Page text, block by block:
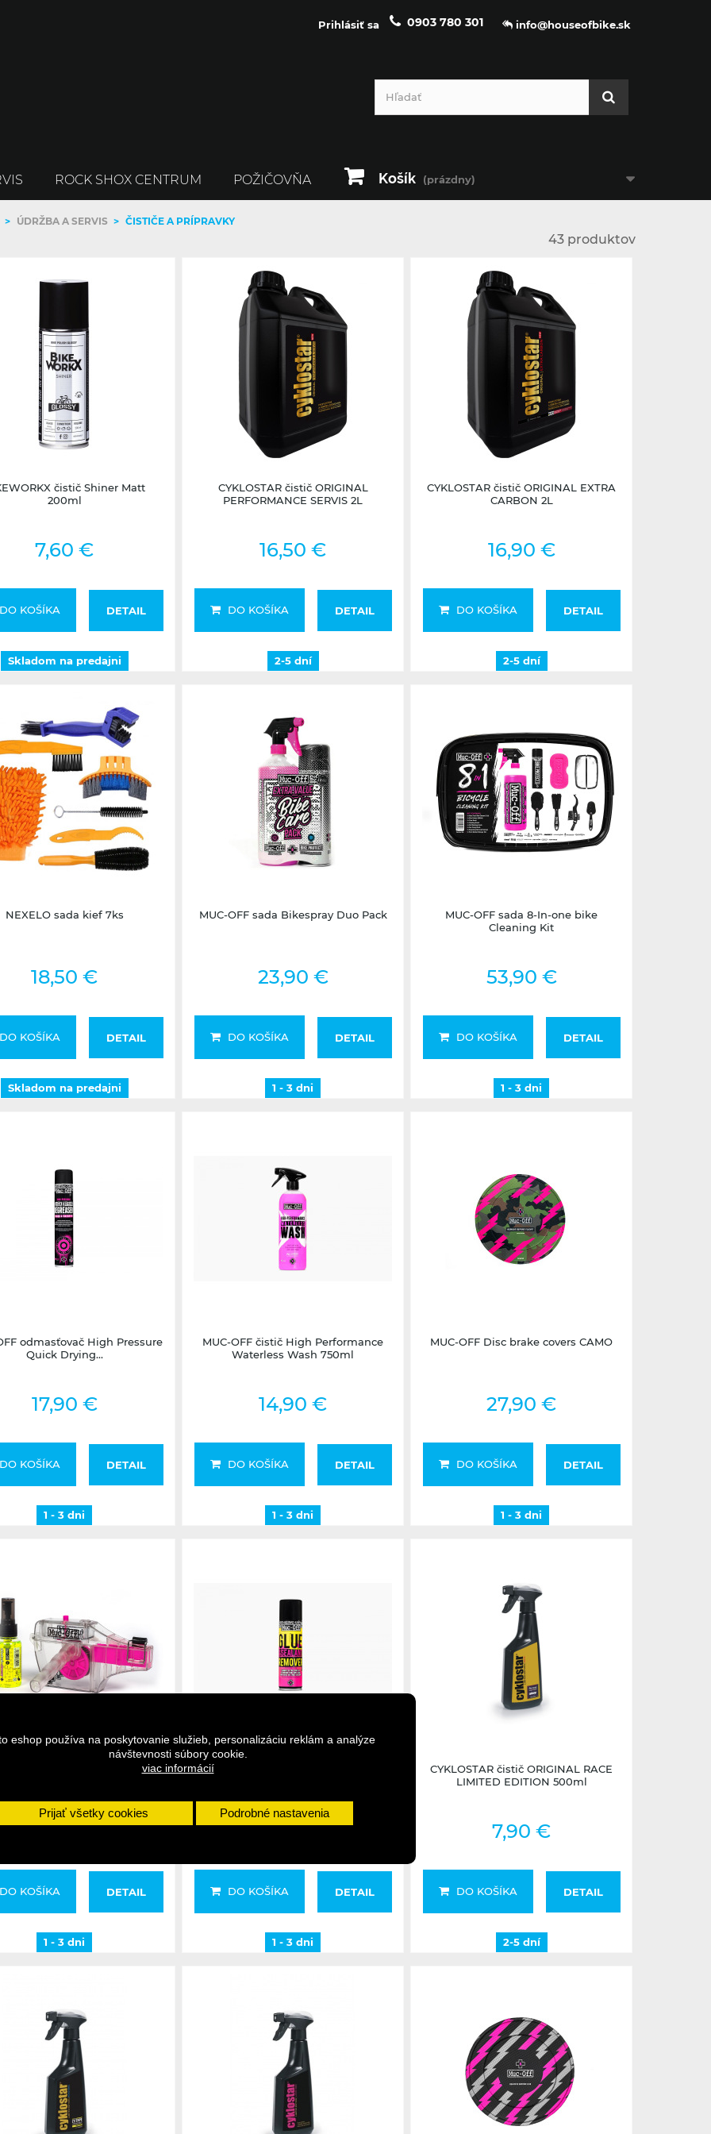
eshop používa na poskytovanie služieb, personalizáciu reklám a analýze
návštevnosti súbory cookie.
viac informácií
Prijať všetky cookies Podrobné nastavenia
info@houseofbike.sk
0903 780 301
Prihlásiť sa
Košík (prázdny)
ROCK SHOX CENTRUM POŽIČOVŇA
> ÚDRŽBA A SERVIS > ČISTIČE A PRÍPRAVKY
43 produktov
Skladom na predajni
čistič Shiner Matt
200ml
7,60 €
DO KOŠÍKA DETAIL
Skladom na predajni
2-5 dní
CYKLOSTAR čistič ORIGINAL
PERFORMANCE SERVIS 2L
16,50 €
DO KOŠÍKA DETAIL
2-5 dní
2-5 dní
CYKLOSTAR čistič ORIGINAL EXTRA
CARBON 2L
16,90 €
DO KOŠÍKA DETAIL
2-5 dní
NEXELO sada kief 7ks
18,50 €
DO KOŠÍKA DETAIL
Skladom na predajni
MUC-OFF sada Bikespray Duo Pack
23,90 €
DO KOŠÍKA DETAIL
1 - 3 dni
MUC-OFF sada 8-In-one bike
Cleaning Kit
53,90 €
DO KOŠÍKA DETAIL
1 - 3 dni
odmasťovač High Pressure
Quick Drying...
17,90 €
DO KOŠÍKA DETAIL
1 - 3 dni
MUC-OFF čistič High Performance
Waterless Wash 750ml
14,90 €
DO KOŠÍKA DETAIL
1 - 3 dni
MUC-OFF Disc brake covers CAMO
27,90 €
DO KOŠÍKA DETAIL
1 - 3 dni
OFF čistič reťaze X3 Chain
37,90 €
DO KOŠÍKA DETAIL
1 - 3 dni
Muc-Off odstraňovač tmelu/lepidla
10,90 €
DO KOŠÍKA DETAIL
1 - 3 dni
CYKLOSTAR čistič ORIGINAL RACE
LIMITED EDITION 500ml
7,90 €
DO KOŠÍKA DETAIL
2-5 dní